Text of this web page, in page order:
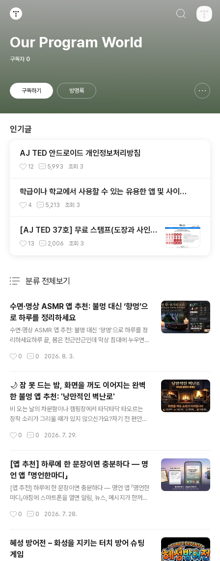
Our Program World
구독자 0
구독하기 방명록
인기글
AJ TED 안드로이드 개인정보처리방침
12 5,993 조회 3
학급이나 학교에서 사용할 수 있는 유용한 앱 및 사이트
소개4 5,213 조회 3
[AJ TED 37호] 무료 스탬프(도장과 사인)
프로그램을 소개합니다
13 2,006 조회 3
분류 전체보기
수면·명상 ASMR 앱 추천: 불멍 대신 ‘향멍’으
로 하루를 정리하세요
수면·명상 ASMR 앱 추천: 불멍 대신 ‘향멍’으로 하루를 정
리하세요하루 끝, 몸은 천근만근인데 막상 침대에 누우면
비우고 싶을 때 우리는 보통 백색소음이나 명상 음악을 찾
닥불 영상 대신, 고요하게 피어오르는 향과 연기에 집중한
이 앱의 매력을 하나씩 살펴볼게요.1. 시선을 사로잡는 우아
한 ‘향멍’ (HD 테마)타닥타닥 타오르는 장작불도 좋지만,
때로는 차분하게 흔들리며 피어오르는 향의 연기가 마음을
세이지, 촛불의 밤, 햇살 아래 등 다채로운 고화질(HD) 테
0 0 2026. 8. 3.
🌙 잠 못 드는 밤, 화면을 꺼도 이어지는 완벽
한 불멍 앱 추천: '낭만적인 벽난로'
비 오는 날의 차분함이나 캠핑장에서 타닥타닥 타오르는
장작 소리가 그리울 때가 있지 않으신가요?자기 전 편안하
은 화면을 계속 켜두어야 해서 눈이 부시고 배터리 소모도
트폰 속에 나만의 아늑한 화로를 만들어주는 '낭만적인 벽
난로(Romantic Fireplace)'입니다.🔥 '낭만적인 벽난
로'가 특별한 4가지 이유1. 화면을 꺼도 멈추지 않는 불멍
소리 (배터리 절약!) 이 앱의 가장 강력한 기능입니다. 스마
소리가 멈추지 않고 계속 재생됩니다. 불필요한 배터리 소
0 0 2026. 7. 29.
[앱 추천] 하루에 한 문장이면 충분하다 — 명
언 앱 「명언한마디」
[앱 추천] 하루에 한 문장이면 충분하다 — 명언 앱 「명언한
마디」아침에 스마트폰을 열면 알림, 뉴스, 메시지가 한꺼번
의 나'를 붙잡아 줄 중심을 찾는 건 생각보다 어려운 일이
이드 앱입니다. 매일 아침 나에게 필요한 하나의 명언을 건
네고, 기분에 맞춰 문장을 추천하며, 잠금화면과 다이어리
까지 자연스럽게 이어지도록 돕습니다. 거창한 목표보다는
0 0 2026. 7. 28.
혜성 방어전 – 화성을 지키는 터치 방어 슈팅
게임